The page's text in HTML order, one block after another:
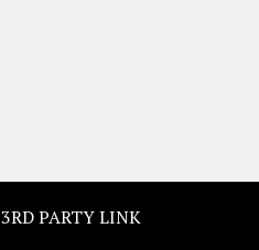
3RD PARTY LINK